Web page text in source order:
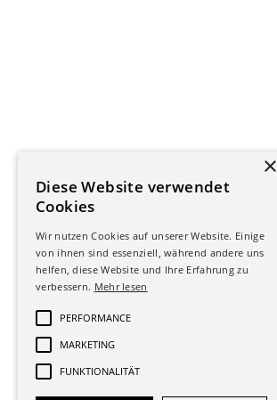
Diese Website verwendet
Cookies
Wir nutzen Cookies auf unserer Website. Einige
von ihnen sind essenziell, während andere uns
helfen, diese Website und Ihre Erfahrung zu
verbessern. Mehr lesen
PERFORMANCE
MARKETING
FUNKTIONALITÄT
×